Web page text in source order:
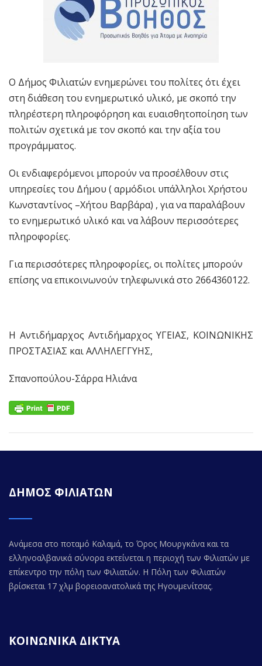
Ο Δήμος Φιλιατών ενημερώνει του πολίτες ότι έχει
στη διάθεση του ενημερωτικό υλικό, με σκοπό την
πληρέστερη πληροφόρηση και ευαισθητοποίηση των
πολιτών σχετικά με τον σκοπό και την αξία του
προγράμματος.
Οι ενδιαφερόμενοι μπορούν να προσέλθουν στις
υπηρεσίες του Δήμου ( αρμόδιοι υπάλληλοι Χρήστου
Κωνσταντίνος –Χήτου Βαρβάρα) , για να παραλάβουν
το ενημερωτικό υλικό και να λάβουν περισσότερες
πληροφορίες.
Για περισσότερες πληροφορίες, οι πολίτες μπορούν
επίσης να επικοινωνούν τηλεφωνικά στο 2664360122.
Η Αντιδήμαρχος Αντιδήμαρχος ΥΓΕΙΑΣ, ΚΟΙΝΩΝΙΚΗΣ
ΠΡΟΣΤΑΣΙΑΣ και ΑΛΛΗΛΕΓΓΥΗΣ,
Σπανοπούλου-Σάρρα Ηλιάνα
ΔΗΜΟΣ ΦΙΛΙΑΤΩΝ
Ανάμεσα στο ποταμό Καλαμά, το Όρος Μουργκάνα και τα
ελληνοαλβανικά σύνορα εκτείνεται η περιοχή των Φιλιατών με
επίκεντρο την πόλη των Φιλιατών. Η Πόλη των Φιλιατών
βρίσκεται 17 χλμ βορειοανατολικά της Ηγουμενίτσας.
ΚΟΙΝΩΝΙΚΑ ΔΙΚΤΥΑ